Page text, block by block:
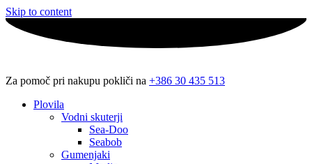
Skip to content
Za pomoč pri nakupu pokliči na +386 30 435 513
Plovila
Vodni skuterji
Sea-Doo
Seabob
Gumenjaki